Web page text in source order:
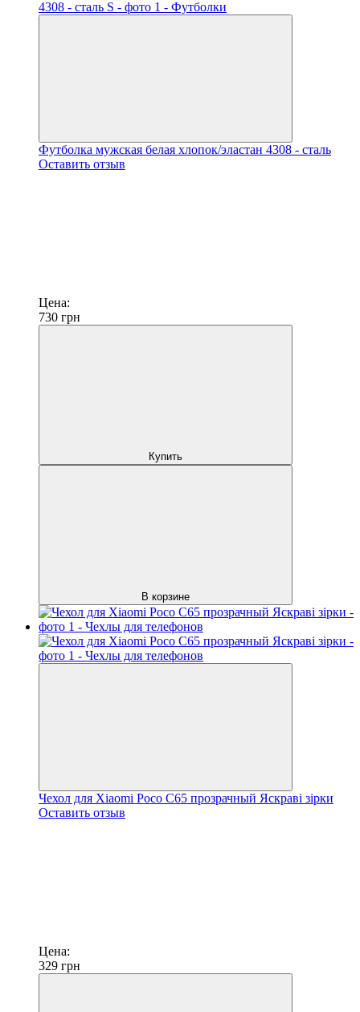
Футболка мужская белая хлопок/эластан 4308 - сталь
Оставить отзыв
Цена:
730 грн
Купить
В корзине
Чехол для Xiaomi Poco C65 прозрачный Яскраві зірки
Оставить отзыв
Цена:
329 грн